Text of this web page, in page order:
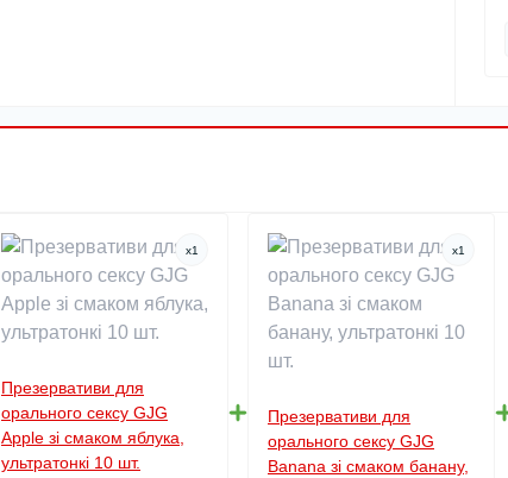
x1
Презервативи для
орального сексу GJG
Apple зі смаком яблука,
ультратонкі 10 шт.
x1
Презервативи для
орального сексу GJG
Banana зі смаком банану,